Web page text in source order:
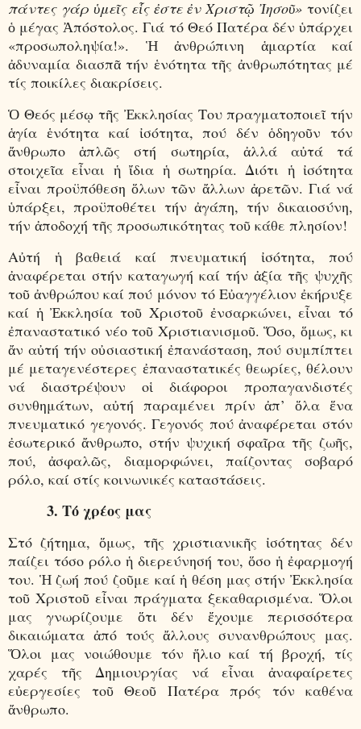
πάντες γάρ ὑμεῖς εἷς ἐστε ἐν Χριστῷ Ἰησοῦ» τονίζει
ὁ μέγας Ἀπόστολος. Γιά τό Θεό Πατέρα δέν ὑπάρχει
«προσωποληψία!». Ἡ ἀνθρώπινη ἁμαρτία καί
ἀδυναμία διασπᾶ τήν ἑνότητα τῆς ἀνθρωπότητας μέ
τίς ποικίλες διακρίσεις.
Ὁ Θεός μέσῳ τῆς Ἐκκλησίας Του πραγματοποιεῖ τήν
ἁγία ἑνότητα καί ἰσότητα, πού δέν ὁδηγοῦν τόν
ἄνθρωπο ἁπλῶς στή σωτηρία, ἀλλά αὐτά τά
στοιχεῖα εἶναι ἡ ἴδια ἡ σωτηρία. Διότι ἡ ἰσότητα
εἶναι προϋπόθεση ὅλων τῶν ἄλλων ἀρετῶν. Γιά νά
ὑπάρξει, προϋποθέτει τήν ἀγάπη, τήν δικαιοσύνη,
τήν ἀποδοχή τῆς προσωπικότητας τοῦ κάθε πλησίον!
Αὐτή ἡ βαθειά καί πνευματική ἰσότητα, πού
ἀναφέρεται στήν καταγωγή καί τήν ἀξία τῆς ψυχῆς
τοῦ ἀνθρώπου καί πού μόνον τό Εὐαγγέλιον ἐκήρυξε
καί ἡ Ἐκκλησία τοῦ Χριστοῦ ἐνσαρκώνει, εἶναι τό
ἐπαναστατικό νέο τοῦ Χριστιανισμοῦ. Ὅσο, ὅμως, κι
ἄν αὐτή τήν οὐσιαστική ἐπανάσταση, πού συμπίπτει
μέ μεταγενέστερες ἐπαναστατικές θεωρίες, θέλουν
νά διαστρέψουν οἱ διάφοροι προπαγανδιστές
συνθημάτων, αὐτή παραμένει πρίν ἀπ’ ὅλα ἕνα
πνευματικό γεγονός. Γεγονός πού ἀναφέρεται στόν
ἐσωτερικό ἄνθρωπο, στήν ψυχική σφαῖρα τῆς ζωῆς,
πού, ἀσφαλῶς, διαμορφώνει, παίζοντας σοβαρό
ρόλο, καί στίς κοινωνικές καταστάσεις.
3. Τό χρέος μας
Στό ζήτημα, ὅμως, τῆς χριστιανικῆς ἰσότητας δέν
παίζει τόσο ρόλο ἡ διερεύνησή του, ὅσο ἡ ἐφαρμογή
του. Ἡ ζωή πού ζοῦμε καί ἡ θέση μας στήν Ἐκκλησία
τοῦ Χριστοῦ εἶναι πράγματα ξεκαθαρισμένα. Ὅλοι
μας γνωρίζουμε ὅτι δέν ἔχουμε περισσότερα
δικαιώματα ἀπό τούς ἄλλους συνανθρώπους μας.
Ὅλοι μας νοιώθουμε τόν ἥλιο καί τή βροχή, τίς
χαρές τῆς Δημιουργίας νά εἶναι ἀναφαίρετες
εὐεργεσίες τοῦ Θεοῦ Πατέρα πρός τόν καθένα
ἄνθρωπο.